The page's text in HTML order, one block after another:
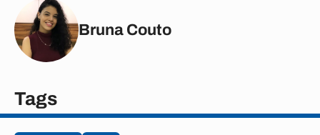
Bruna Couto
Tags